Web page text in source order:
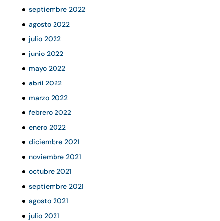
septiembre 2022
agosto 2022
julio 2022
junio 2022
mayo 2022
abril 2022
marzo 2022
febrero 2022
enero 2022
diciembre 2021
noviembre 2021
octubre 2021
septiembre 2021
agosto 2021
julio 2021